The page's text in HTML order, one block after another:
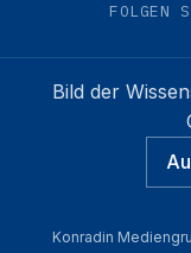
FOLGEN
Bild der
Konradin